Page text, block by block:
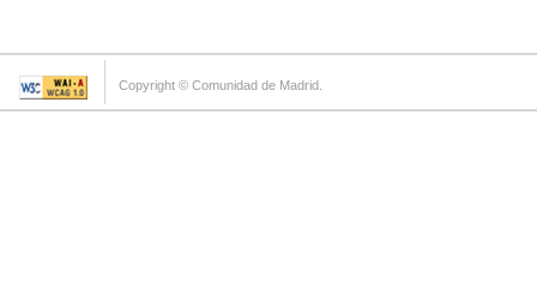
Copyright © Comunidad de Madrid.